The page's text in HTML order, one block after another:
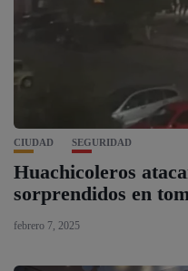
CIUDAD SEGURIDAD
Huachicoleros
sorprendidos en
febrero 7, 2025